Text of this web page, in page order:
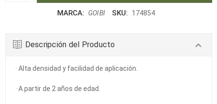
MARCA: GOIBI SKU: 174854
Descripción del Producto
· Alta densidad y facilidad de aplicación.
· A partir de 2 años de edad.